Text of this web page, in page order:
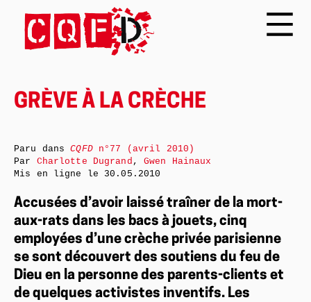
GRÈVE À LA CRÈCHE
Accusées d’avoir laissé traîner de la mort-
aux-rats dans les bacs à jouets, cinq
employées d’une crèche privée parisienne
se sont découvert des soutiens du feu de
Dieu en la personne des parents-clients et
de quelques activistes inventifs. Les
Paru dansCQFDn°77 (avril 2010)
Par Charlotte Dugrand ,Gwen Hainaux
Mis en ligne le 30.05.2010